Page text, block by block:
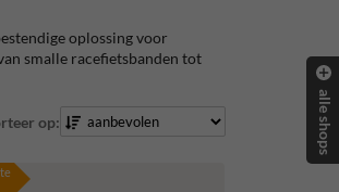
oplossing voor
smalle racefietsbanden tot
op: alle shops